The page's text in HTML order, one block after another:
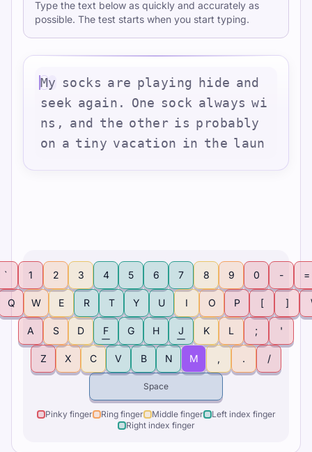
Type the text below as quickly and accurately as
possible. The test starts when you start typing.
My socks a re playing hide and
seek again . One sock always wi
ns , and t he ot he r is p ro ba bly
on a tiny vacation in t he laun
` 1 2 3 4 5 6 7 8 9 0 - =
Q W E R T Y U I O P [ ]
A S D F G H J K L ; '
Z X C V B N M , . /
Space
Pinky finger Ring finger Middle finger
Left index finger
Right index finger